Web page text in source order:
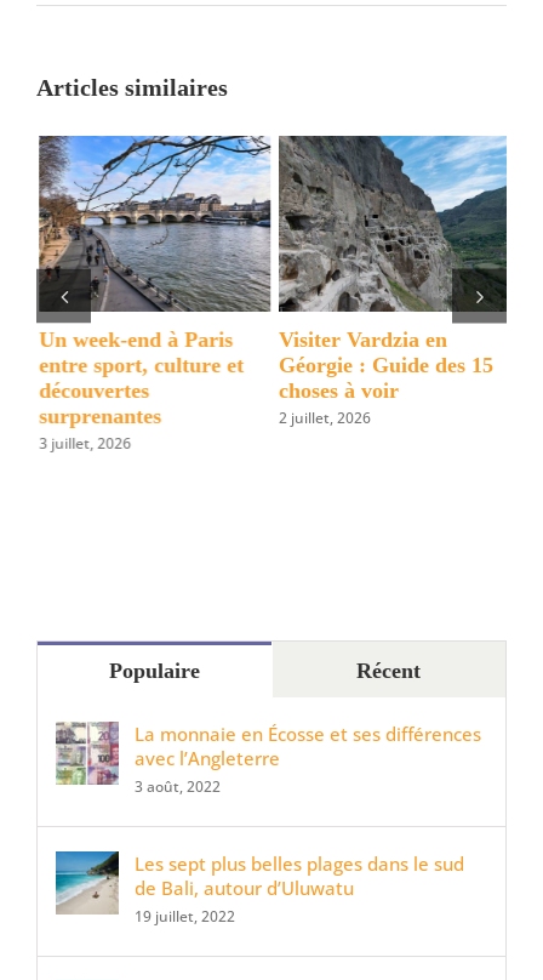
15
voir
à
faire
à
Cefalù,
le
plus
beau
village
de
Sicile
Articles similaires
Un week-end à Paris
entre sport, culture et
découvertes
surprenantes
3 juillet, 2026
Visiter Vardzia en
Géorgie : Guide des 15
choses à voir
2 juillet, 2026
Populaire Récent
La monnaie en Écosse et ses différences
avec l’Angleterre
3 août, 2022
Les sept plus belles plages dans le sud
de Bali, autour d’Uluwatu
19 juillet, 2022